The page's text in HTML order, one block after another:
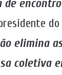
de encontro
elimina
coletiva